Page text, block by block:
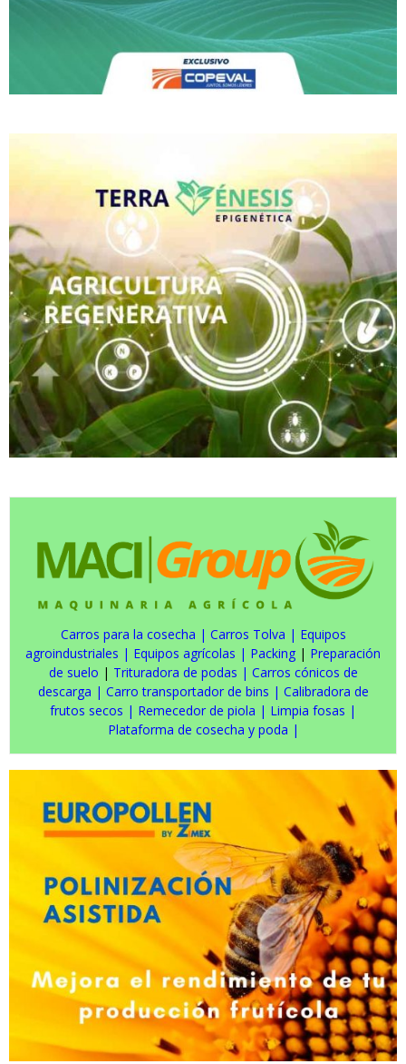
Carros para la cosecha | Carros Tolva | Equipos
agroindustriales | Equipos agrícolas | Packing | Preparación
de suelo | Trituradora de podas | Carros cónicos de
descarga | Carro transportador de bins | Calibradora de
frutos secos | Remecedor de piola | Limpia fosas |
Plataforma de cosecha y poda |